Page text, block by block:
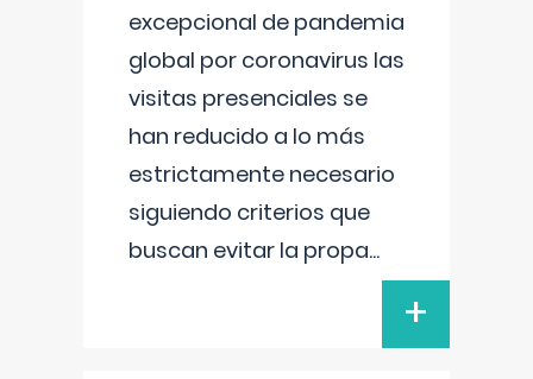
excepcional de pandemia
global por coronavirus las
visitas presenciales se
han reducido a lo más
estrictamente necesario
siguiendo criterios que
buscan evitar la propa...
+